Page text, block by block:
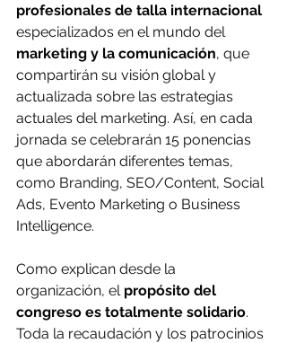
profesionales de talla internacional
especializados en el mundo del
marketing y la comunicación, que
compartirán su visión global y
actualizada sobre las estrategias
actuales del marketing. Así, en cada
jornada se celebrarán 15 ponencias
que abordarán diferentes temas,
como Branding, SEO/Content, Social
Ads, Evento Marketing o Business
Intelligence.
Como explican desde la
organización, el propósito del
congreso es totalmente solidario.
Toda la recaudación y los patrocinios